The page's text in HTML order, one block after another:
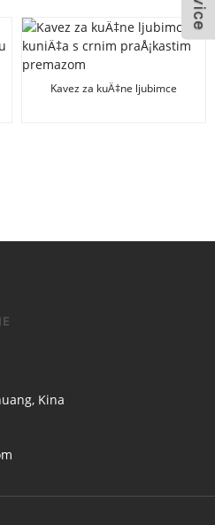
Kavez za kuÄ‡ne ljubimce
Kina